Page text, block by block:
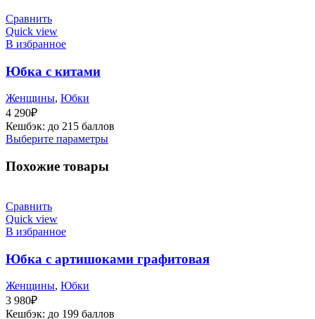
Сравнить
Quick view
В избранное
Юбка с китами
Женщины, Юбки
4 290₽
Кешбэк: до 215 баллов
Выберите параметры
Похожие товары
Сравнить
Quick view
В избранное
Юбка с артишоками графитовая
Женщины, Юбки
3 980₽
Кешбэк: до 199 баллов